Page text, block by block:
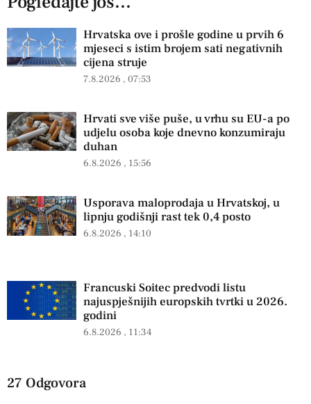
Hrvatska ove i prošle godine u prvih 6
mjeseci s istim brojem sati negativnih
cijena struje
7.8.2026 07:53
Hrvati sve više puše, u vrhu su EU-a po
udjelu osoba koje dnevno konzumiraju
duhan
6.8.2026 15:56
Usporava maloprodaja u Hrvatskoj, u
lipnju godišnji rast tek 0,4 posto
6.8.2026 14:10
Francuski Soitec predvodi listu
najuspješnijih europskih tvrtki u 2026.
godini
6.8.2026 11:34
27 Odgovora